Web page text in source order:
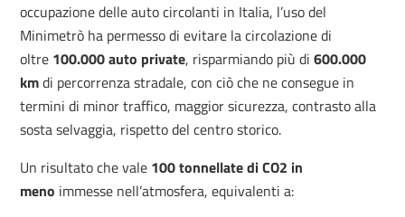
occupazione delle auto circolanti in Italia, l’uso del
Minimetrò ha permesso di evitare la circolazione di
oltre 100.000 auto private, risparmiando più di600.000
kmdi percorrenza stradale, con ciò che ne consegue in
termini di minor traffico, maggior sicurezza, contrasto alla
sosta selvaggia, rispetto del centro storico.
Un risultato che vale 100 tonnellate di CO2 in
meno immesse nell’atmosfera, equivalenti a: